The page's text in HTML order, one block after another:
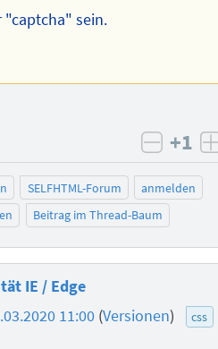
sein.
+1
SELFHTML-Forum
anmelden
Beitrag im Thread-Baum
IE / Edge
11:00 (Versionen) css